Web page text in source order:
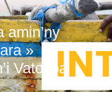
amin’ny
»
Vatosoa